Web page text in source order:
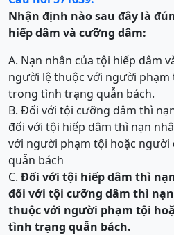
Nhận định nào sau đây là
hiếp dâm và cưỡng dâm:
A. Nạn nhân của tội hiếp dâm
người lệ thuộc với người
trong tình trạng quẫn bách.
B. Đối với tội cưỡng dâm thì
đối với tội hiếp dâm thì nạn
với người phạm tội hoặc
quẫn bách
C. Đối với tội hiếp dâm thì
đối với tội cưỡng dâm thì
thuộc với người phạm tội
tình trạng quẫn bách.